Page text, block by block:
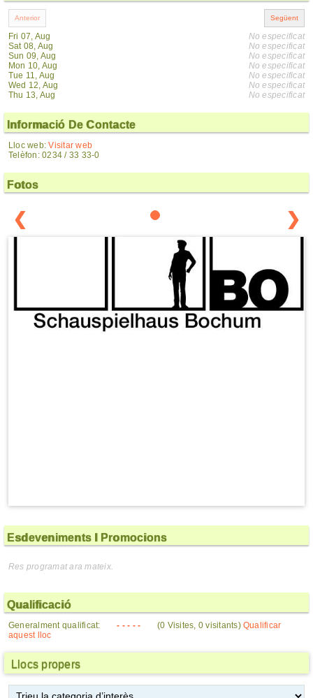
Fri 07, Aug
Sat 08, Aug
Sun 09, Aug
Mon 10, Aug
Tue 11, Aug
Wed 12, Aug
Thu 13, Aug
No especificat
No especificat
No especificat
No especificat
No especificat
No especificat
No especificat
Informació De Contacte
Lloc web:Visitar web
Telèfon: 0234 / 33 33-0
Fotos
❮ ❯
Esdeveniments I Promocions
Res programat ara mateix.
Qualificació
Generalment qualificat: - - - - - (0 Visites, 0 visitants)Qualificar
aquest lloc
Llocs propers